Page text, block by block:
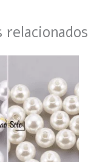
relacionados
tiene
Las